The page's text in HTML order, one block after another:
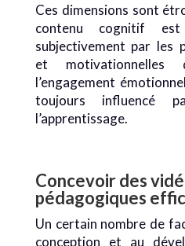
Ces dimensions sont
contenu cognitif
subjectivement par les
et motivationnelles
l’engagement
toujours influencé
l’apprentissage.
Concevoir des
pédagogiques
Un certain nombre de
conception et au